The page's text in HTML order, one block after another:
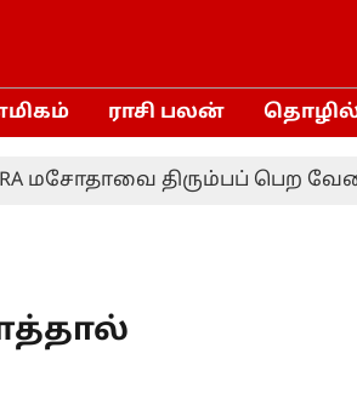
ராசி பலன்
திரும்பப் பெற